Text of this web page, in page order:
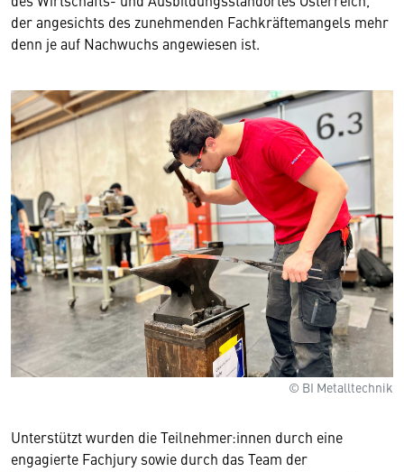
der angesichts des zunehmenden Fachkräftemangels mehr
denn je auf Nachwuchs angewiesen ist.
© BI Metalltechnik
Unterstützt wurden die Teilnehmer:innen durch eine
engagierte Fachjury sowie durch das Team der